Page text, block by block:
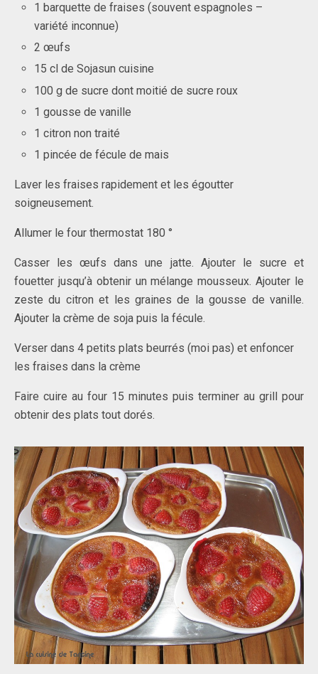
1 barquette de fraises (souvent espagnoles –
variété inconnue)
2 œufs
15 cl de Sojasun cuisine
100 g de sucre dont moitié de sucre roux
1 gousse de vanille
1 citron non traité
1 pincée de fécule de mais
Laver les fraises rapidement et les égoutter
soigneusement.
Allumer le four thermostat 180 °
Casser les œufs dans une jatte. Ajouter le sucre et
fouetter jusqu’à obtenir un mélange mousseux. Ajouter le
zeste du citron et les graines de la gousse de vanille.
Ajouter la crème de soja puis la fécule.
Verser dans 4 petits plats beurrés (moi pas) et enfoncer
les fraises dans la crème
Faire cuire au four 15 minutes puis terminer au grill pour
obtenir des plats tout dorés.